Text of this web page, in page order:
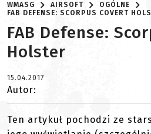
WMASG AIRSOFT
OGÓLNE
FAB DEFENSE: SCORPUS COVERT
FAB Defense:
Holster
15.04.2017
Autor:
Ten artykuł pochodzi ze